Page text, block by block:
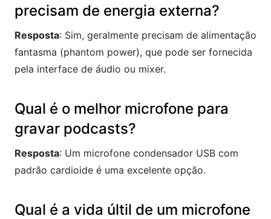
precisam de energia externa?
Resposta: Sim, geralmente precisam de alimentação
fantasma (phantom power), que pode ser fornecida
pela interface de áudio ou mixer.
Qual é o melhor microfone para
gravar podcasts?
Resposta: Um microfone condensador USB com
padrão cardioide é uma excelente opção.
Qual é a vida últil de um microfone